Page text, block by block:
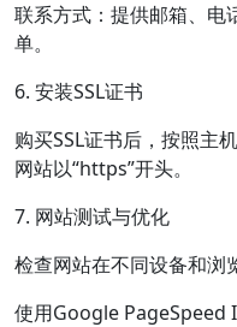
联系方式：提供邮箱、电
单。
6. 安装SSL证书
购买SSL证书后，按照主
网站以“https”开头。
7. 网站测试与优化
检查网站在不同设备和浏
使用Google PageSpeed